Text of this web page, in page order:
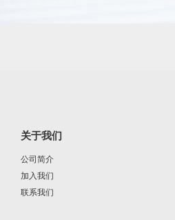
关于我们
公司简介
加入我们
联系我们